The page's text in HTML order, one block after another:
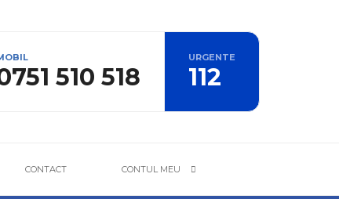
510 518
URGENTE
112
CONTACT CONTUL MEU